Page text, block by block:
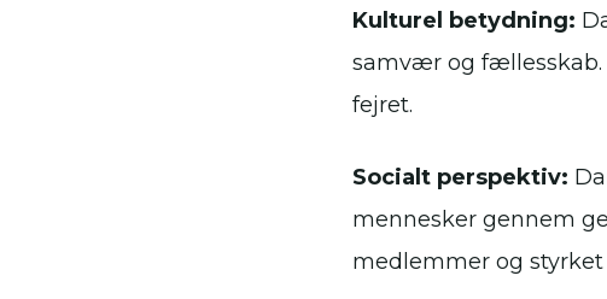
Kulturel betydning:
samvær og fællesskab.
fejret.
Socialt perspektiv:
mennesker gennem
medlemmer og